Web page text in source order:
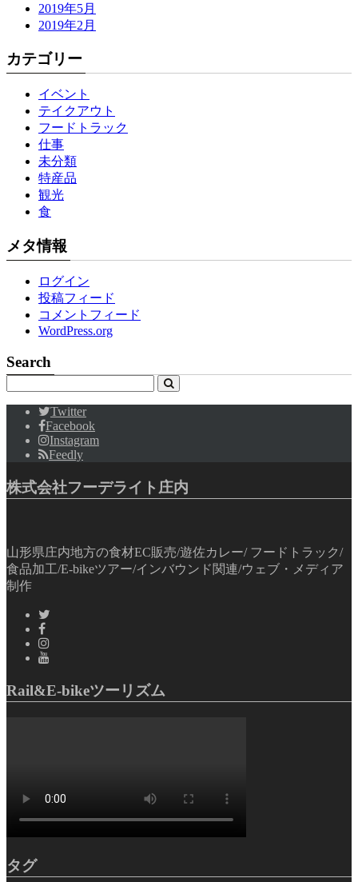
2019年5月
2019年2月
カテゴリー
イベント
テイクアウト
フードトラック
仕事
未分類
特産品
観光
食
メタ情報
ログイン
投稿フィード
コメントフィード
WordPress.org
Search
Twitter
Facebook
Instagram
Feedly
株式会社フーデライト庄内
山形県庄内地方の食材EC販売/遊佐カレー/ フードトラック/
食品加工/E-bikeツアー/インバウンド関連/ウェブ・メディア
制作
Rail&E-bikeツーリズム
タグ